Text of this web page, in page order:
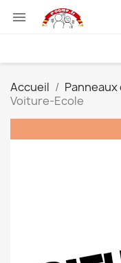

Accueil
Voiture-Ecole